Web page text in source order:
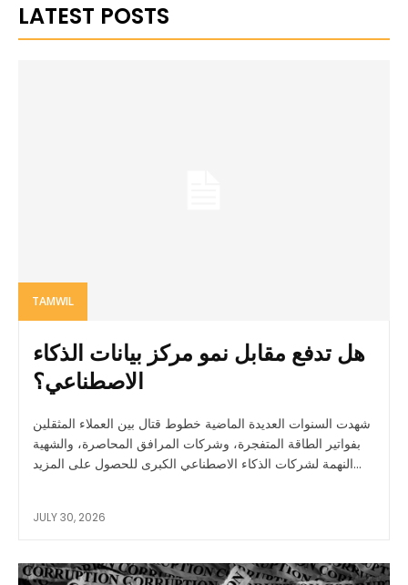
LATEST POSTS
TAMWIL
هل تدفع مقابل نمو مركز بيانات الذكاء
الاصطناعي؟
شهدت السنوات العديدة الماضية خطوط قتال بين العملاء المثقلين
بفواتير الطاقة المتفجرة، وشركات المرافق المحاصرة، والشهية
النهمة لشركات الذكاء الاصطناعي الكبرى للحصول على المزيد...
JULY 30, 2026